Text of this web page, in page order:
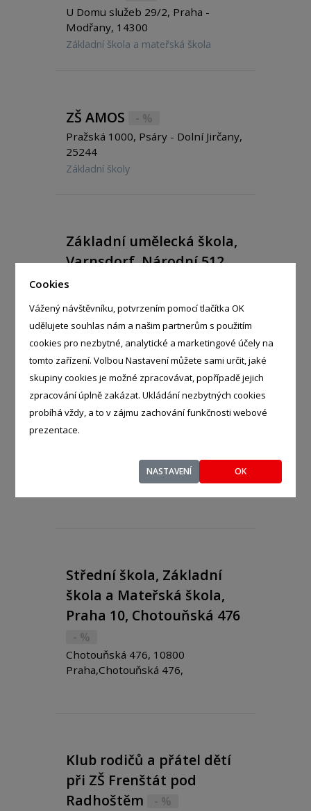
Cookies
Vážený návštěvníku, potvrzením pomocí tlačítka OK
udělujete souhlas nám a našim partnerům s použitím
cookies pro nezbytné, analytické a marketingové účely na
tomto zařízení. Volbou Nastavení můžete sami určit, jaké
skupiny cookies je možné zpracovávat, popřípadě jejich
zpracování úplně zakázat. Ukládání nezbytných cookies
probíhá vždy, a to v zájmu zachování funkčnosti webové
prezentace.
NASTAVENÍ OK
U Domu služeb 29/2, Praha -
Modřany, 14300
Základní škola a mateřská škola
ZŠ AMOS - %
Pražská 1000, Psáry - Dolní Jirčany,
25244
Základní školy
Základní umělecká škola,
Varnsdorf, Národní 512,
příspěvková organizace
- %
Národní 512, Varnsdorf, 40747
Svobodná chebská škola,
základní škola a
Jánské náměstí 256/15, Cheb -
Střední škola, Základní
škola a Mateřská škola,
Praha 10, Chotouňská 476
- %
Chotouňská 476, 10800
Praha,Chotouňská 476,
Klub rodičů a přátel dětí
při ZŠ Frenštát pod
Radhoštěm
- %